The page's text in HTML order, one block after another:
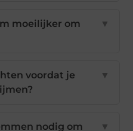
moeilijker om
▼
voordat je
▼
nodig om
▼